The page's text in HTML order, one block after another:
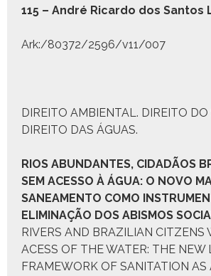
115 – André Ricar­do dos San­tos
Ark:/80372/2596/v11/007
DIREITO AMBIENTAL. DIREITO
DIREITO DAS ÁGUAS.
RIOS ABUNDANTES, CIDADÃOS B
SEM ACESSO À ÁGUA: O NOVO
SANEAMENTO COMO
ELIMINAÇÃO DOS ABISMOS
RIVERS AND BRAZILIAN CITZENS
ACESS OF THE WATER: THE NEW
FRAMEWORK OF SANITATION AS